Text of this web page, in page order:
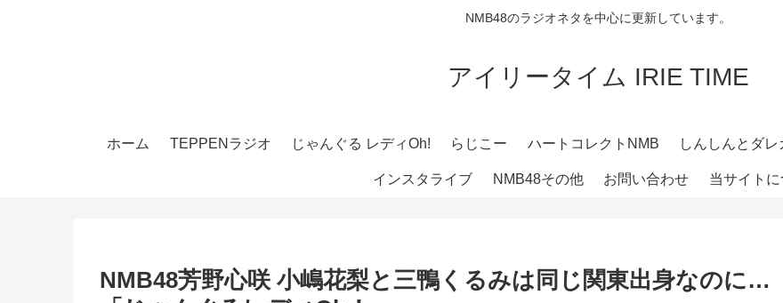
NMB48のラジオネタを中心に更新しています。
アイリータイム IRIE TIME
ホーム TEPPENラジオ じゃんぐる レディOh! らじこー ハートコレクトNMB しんしんとダ
インスタライブ NMB48その他 お問い合わせ 当サイトに
NMB48芳野心咲 小嶋花梨と三鴨くるみは同じ関東出身なのに…